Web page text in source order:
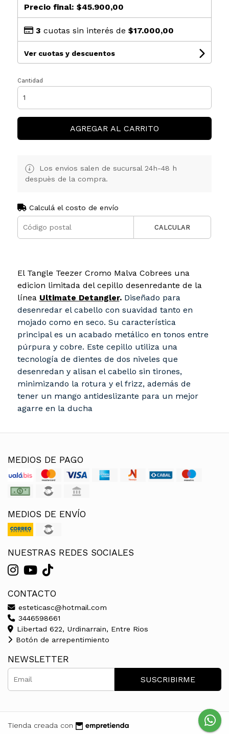
Precio final: $45.900,00
3 cuotas sin interés de $17.000,00
Ver cuotas y descuentos
Cantidad
AGREGAR AL CARRITO
Los envios salen de sucursal 24h-48 h
despuès de la compra.
Calculá el costo de envío
CALCULAR
El Tangle Teezer Cromo Malva Cobrees una
edicion limitada del cepillo desenredante de la
línea Ultimate Detangler. Diseñado para
desenredar el cabello con suavidad tanto en
mojado como en seco. Su característica
principal es un acabado metálico en tonos entre
púrpura y cobre. Este cepillo utiliza una
tecnología de dientes de dos niveles que
desenredan y alisan el cabello sin tirones,
minimizando la rotura y el frizz, además de
tener un mango antideslizante para un mejor
agarre en la ducha
MEDIOS DE PAGO
MEDIOS DE ENVÍO
NUESTRAS REDES SOCIALES
CONTACTO
esteticasc@hotmail.com
3446598661
Libertad 622, Urdinarrain, Entre Rios
Botón de arrepentimiento
NEWSLETTER
SUSCRIBIRME
Tienda creada con